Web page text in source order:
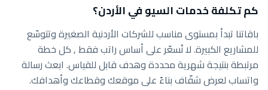
كم تكلفة خدمات السيو في الأردن؟
باقاتنا تبدأ بمستوى مناسب للشركات الأردنية الصغيرة وتتوسّع
للمشاريع الكبيرة. لا نُسعّر على أساس راتب فقط , كل خطة
مرتبطة بنتيجة شهرية محددة وهدف قابل للقياس. ابعث رسالة
واتساب لعرض شفّاف بناءً على موقعك وقطاعك وأهدافك.